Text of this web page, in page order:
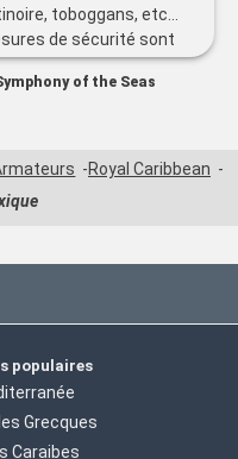
toboggans, etc…
de sécurité sont
of the Seas
Royal Caribbean
populaires
Grecques
Caraibes